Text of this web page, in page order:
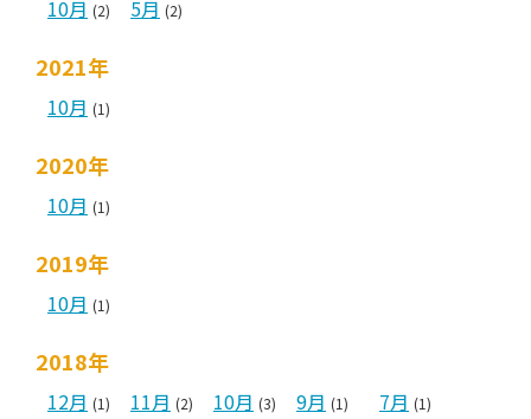
10月 (2) 5月 (2)
2021年
10月 (1)
2020年
10月 (1)
2019年
10月 (1)
2018年
12月 (1) 11月 (2) 10月 (3) 9月 (1) 7月 (1)